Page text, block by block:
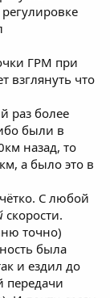
ГРМ при
взглянуть что
раз более
были в
назад, то
а было это в
С любой
скорости.
точно)
была
и ездил до
передачи